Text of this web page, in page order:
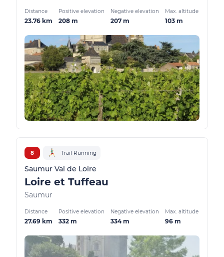
Distance
23.76 km
Positive elevation
208 m
Negative elevation
207 m
Max. altitude
103 m
8 Trail Running
Saumur Val de Loire
Loire et Tuffeau
Saumur
Distance
27.69 km
Positive elevation
332 m
Negative elevation
334 m
Max. altitude
96 m